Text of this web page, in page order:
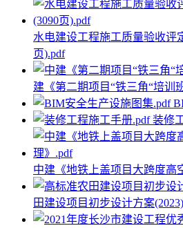
水电建设工程施工质量验收评
页).pdf
建《第二期项目“铁三角“培训
装修
中建《地铁上盖项目大跨度高
田建设项目初步设计方案